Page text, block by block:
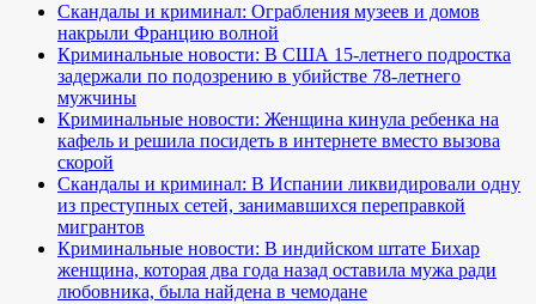
Скандалы и криминал: Ограбления музеев и домов
накрыли Францию волной
Криминальные новости: В США 15-летнего подростка
задержали по подозрению в убийстве 78-летнего
мужчины
Криминальные новости: Женщина кинула ребенка на
кафель и решила посидеть в интернете вместо вызова
скорой
Скандалы и криминал: В Испании ликвидировали одну
из преступных сетей, занимавшихся переправкой
мигрантов
Криминальные новости: В индийском штате Бихар
женщина, которая два года назад оставила мужа ради
любовника, была найдена в чемодане